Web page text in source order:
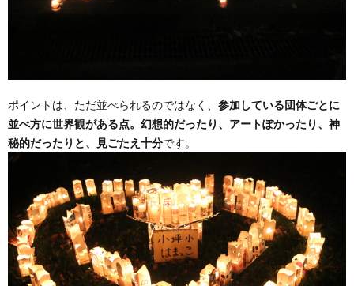
ポイントは、ただ並べられるのではなく、 参加している団体ごとに
並べ方に世界観がある点。幻想的だったり、アートぽかったり、神
秘的だったりと、見ごたえ十分です。